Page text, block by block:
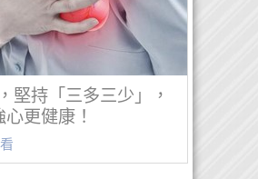
堅持「三多三少」，
更健康！